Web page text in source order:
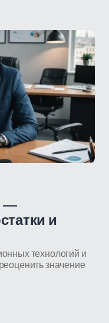
—
и
технологий и
значение